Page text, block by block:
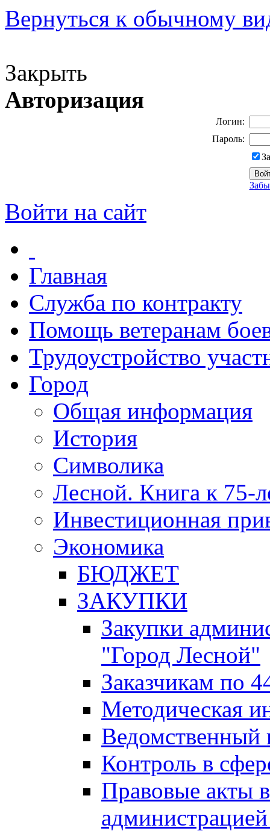
Вернуться к обычному
Закрыть
Авторизация
Логин:
Пароль:
Войти на сайт
Главная
Служба по контракту
Помощь ветеранам
Трудоустройство
Город
Общая информация
История
Символика
Лесной. Книга к 75-
Инвестиционная
Экономика
БЮДЖЕТ
ЗАКУПКИ
Закупки
"Город Лесной"
Заказчикам по
Методическая
Ведомственный
Контроль в
Правовые акты